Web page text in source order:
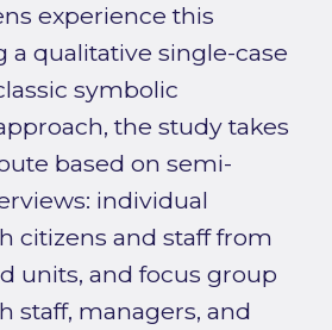
experience this
a qualitative single-case
symbolic
the study takes
based on semi-
individual
citizens and staff from
units, and focus group
staff, managers, and